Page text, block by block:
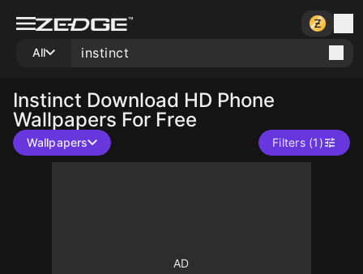
All
Instinct Download HD Phone
Wallpapers For Free
Wallpapers Filters (1)